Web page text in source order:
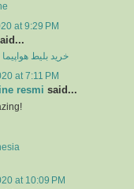
at 9:29 PM
خرید بلیط هواپیما
at 7:11 PM
resmi said...
at 10:09 PM